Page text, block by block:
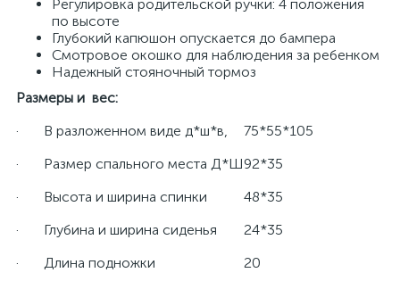
Регулировка родительской ручки: 4 положения
по высоте
Глубокий капюшон опускается до бампера
Смотровое окошко для наблюдения за ребенком
Надежный стояночный тормоз
Размеры и вес:
· В разложенном виде д*ш*в,
75*55*105
· Размер спального места Д*Ш92*35
· Высота и ширина спинки
48*35
· Глубина и ширина сиденья
24*35
· Длина подножки
20